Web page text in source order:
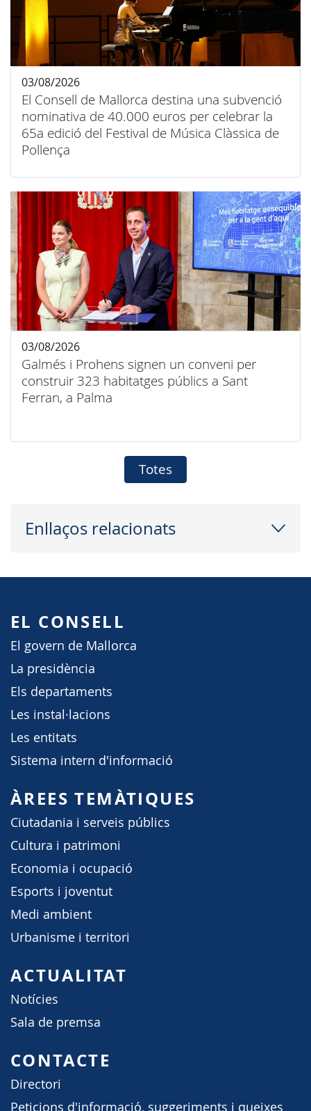
El Consell de Mallorca destina una subvenció
nominativa de 40.000 euros per celebrar la
65a edició del Festival de Música Clàssica de
Pollença
03/08/2026
Galmés i Prohens signen un conveni per
construir 323 habitatges públics a Sant
Ferran, a Palma
03/08/2026
Totes
Enllaços relacionats
EL CONSELL
El govern de Mallorca
La presidència
Els departaments
Les instal·lacions
Les entitats
Sistema intern d'informació
ÀREES TEMÀTIQUES
Ciutadania i serveis públics
Cultura i patrimoni
Economia i ocupació
Esports i joventut
Medi ambient
Urbanisme i territori
ACTUALITAT
Notícies
Sala de premsa
CONTACTE
Directori
Peticions d'informació, suggeriments i queixes